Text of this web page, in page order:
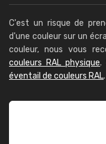
C'est un risque de
d'une couleur sur un
couleur, nous vous
couleurs RAL physique.
éventail de couleurs RAL.